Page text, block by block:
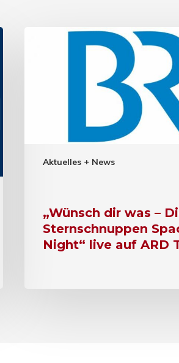
Aktuelles + News
„Wünsch dir was –
Sternschnuppen
Night“ live auf ARD